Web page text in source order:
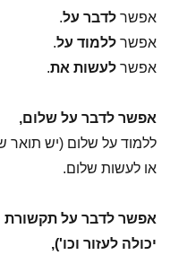
אפשרלדבר על.
אפשרללמוד על.
אפשרלעשות את.
אפשר לדבר על שלום,
ללמוד על שלום (יש תואר
או לעשות שלום.
אפשר לדבר על תקשורת
יכולה לעזור וכו'),